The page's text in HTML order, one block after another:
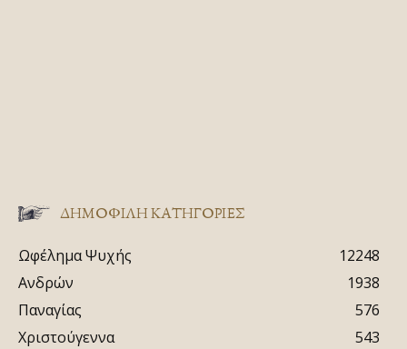
ΔΗΜΟΦΙΛΗ ΚΑΤΗΓΟΡΙΕΣ
Ωφέλημα Ψυχής
12248
Ανδρών
1938
Παναγίας
576
Χριστούγεννα
543